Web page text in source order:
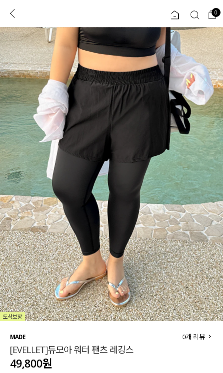
로그인 0
ENG
TW
JP
콘텐츠 리뷰 & 혜택 플러스핏 회원혜택 입
CATEGORY COMMUNITY
도착보장⚡
인플루언서 pick!
신상 5%
베스트
MADE
세트할인 ~30%
하객룩
살안타템
110사이즈
티셔츠
익스클루시브
블라우스
원피스
팬츠
스커트
언더웨어
0
MADE
[EVELLET]듀모아 워터 팬츠 레깅스
0개 리뷰
49,800원